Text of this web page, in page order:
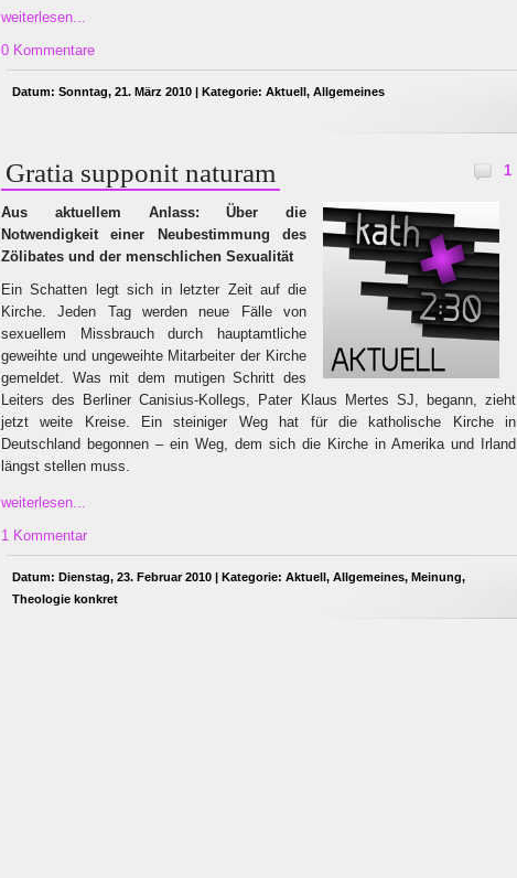
weiterlesen...
0 Kommentare
Datum: Sonntag, 21. März 2010 | Kategorie: Aktuell, Allgemeines
Gratia supponit naturam 1
Aus aktuellem Anlass: Über die
Notwendigkeit einer Neubestimmung des
Zölibates und der menschlichen Sexualität
Ein Schatten legt sich in letzter Zeit auf die
Kirche. Jeden Tag werden neue Fälle von
sexuellem Missbrauch durch hauptamtliche
geweihte und ungeweihte Mitarbeiter der Kirche
gemeldet. Was mit dem mutigen Schritt des
Leiters des Berliner Canisius-Kollegs, Pater Klaus Mertes SJ, begann, zieht
jetzt weite Kreise. Ein steiniger Weg hat für die katholische Kirche in
Deutschland begonnen – ein Weg, dem sich die Kirche in Amerika und Irland
längst stellen muss.
weiterlesen...
1 Kommentar
Datum: Dienstag, 23. Februar 2010 | Kategorie: Aktuell, Allgemeines, Meinung,
Theologie konkret